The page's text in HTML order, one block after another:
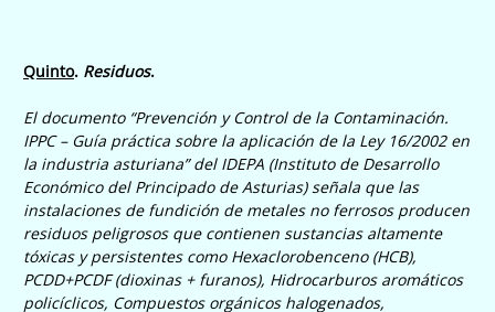
Quinto. Residuos.
El documento “Prevención y Control de la Contaminación.
IPPC – Guía práctica sobre la aplicación de la Ley 16/2002 en
la industria asturiana” del IDEPA (Instituto de Desarrollo
Económico del Principado de Asturias) señala que las
instalaciones de fundición de metales no ferrososproducen
residuos peligrosos que contienen sustancias altamente
tóxicas y persistentes como Hexaclorobenceno (HCB),
PCDD+PCDF (dioxinas + furanos), Hidrocarburos aromáticos
policíclicos, Compuestos orgánicos halogenados,